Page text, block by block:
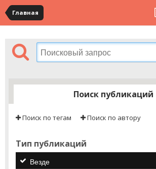
Главная
Поиск публикаций
Поиск по тегам Поиск по автору
Тип публикаций
Везде